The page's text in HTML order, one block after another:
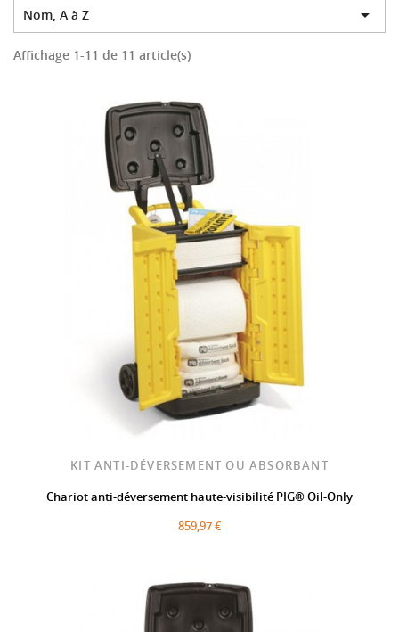
Nom, A à Z 
Affichage 1-11 de 11 article(s)
KIT ANTI-DÉVERSEMENT OU ABSORBANT
Chariot anti-déversement haute-visibilité PIG® Oil-Only
859,97 €